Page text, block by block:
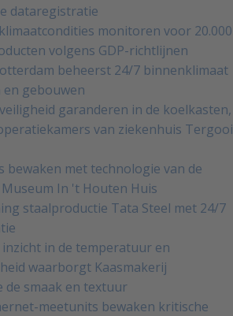
dataregistratie
monitoren voor 20.000
volgens GDP-richtlijnen
beheerst 24/7 binnenklimaat
gebouwen
garanderen in de koelkasten,
van ziekenhuis Tergooi
bewaken met technologie van de
In 't Houten Huis
staalproductie Tata Steel met 24/7
in de temperatuur en
waarborgt Kaasmakerij
de smaak en textuur
meetunits bewaken kritische